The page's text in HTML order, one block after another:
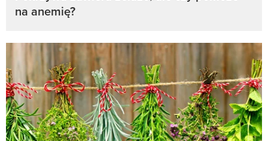
na anemię?